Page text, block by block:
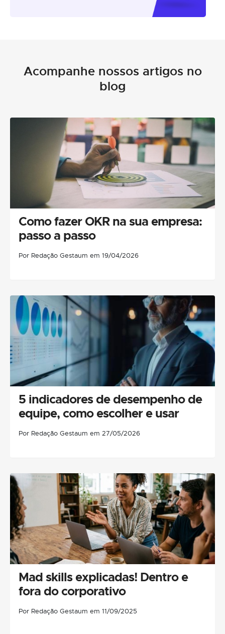
Acompanhe nossos artigos no
blog
Como fazer OKR na sua empresa:
passo a passo
Por Redação Gestaum em 19/04/2026
5 indicadores de desempenho de
equipe, como escolher e usar
Por Redação Gestaum em 27/05/2026
Mad skills explicadas! Dentro e
fora do corporativo
Por Redação Gestaum em 11/09/2025